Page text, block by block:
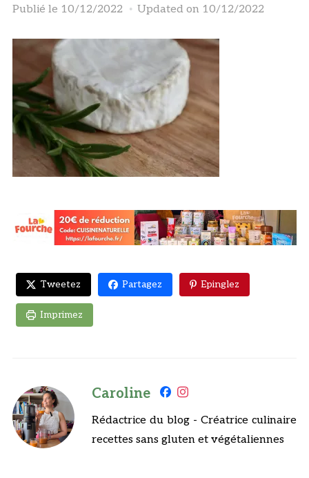
Publié le 10/12/2022 Updated on 10/12/2022
Tweetez Partagez Epinglez
Imprimez
Caroline
Rédactrice du blog - Créatrice culinaire
recettes sans gluten et végétaliennes